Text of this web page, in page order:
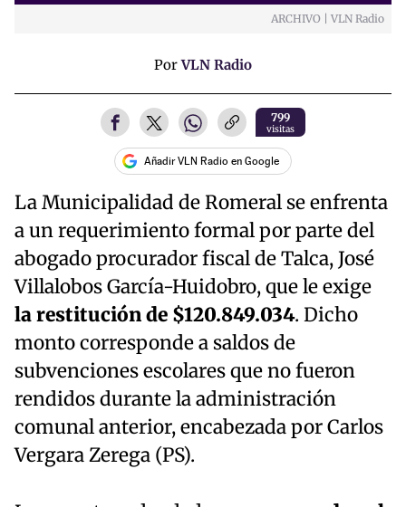
ARCHIVO | VLN Radio
PorVLN Radio
799
visitas
Añadir VLN Radio en Google
La Municipalidad de Romeral se enfrenta
a un requerimiento formal por parte del
abogado procurador fiscal de Talca, José
Villalobos García-Huidobro, que le exige
la restitución de $120.849.034. Dicho
monto corresponde a saldos de
subvenciones escolares que no fueron
rendidos durante la administración
comunal anterior, encabezada por Carlos
Vergara Zerega (PS).